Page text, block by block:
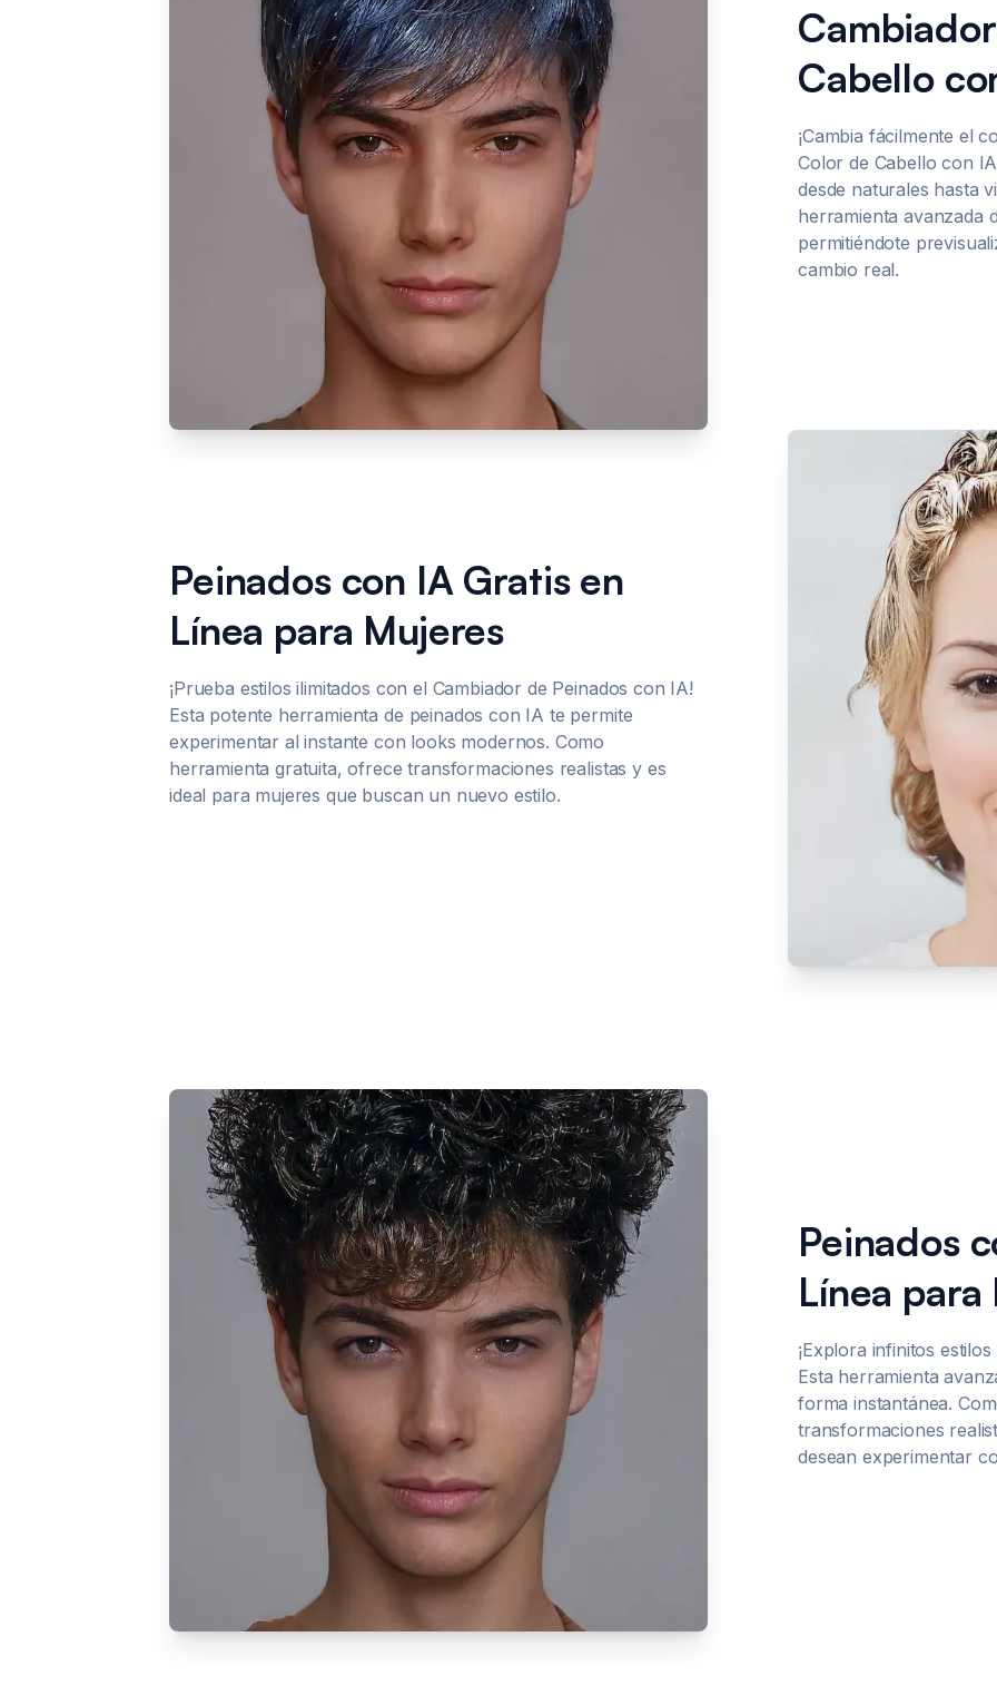
Cabello
¡Cambia fácilmente el
Color de Cabello con
desde naturales hasta
herramienta avanzada
permitiéndote
cambio real.
Peinados con IA Gratis en
Línea para Mujeres
¡Prueba estilos ilimitados con el Cambiador de Peinados con IA!
Esta potente herramienta de peinados con IA te permite
experimentar al instante con looks modernos. Como
herramienta gratuita, ofrece transformaciones realistas y es
ideal para mujeres que buscan un nuevo estilo.
Peinados
Línea
¡Explora infinitos
Esta herramienta
forma instantánea.
transformaciones
desean experimentar